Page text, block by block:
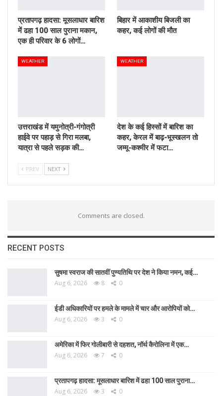
प्रतापगढ़ हादसा: मूसलाधार बारिश
में ढहा 100 साल पुराना मकान,
एक ही परिवार के 6 लोगों…
बिहार में आकाशीय बिजली का
कहर, कई लोगों की मौत
WEATHER
उत्तराखंड में यमुनोत्री-गंगोत्री
हाईवे पर पहाड़ से गिरा मलबा,
यात्रा से पहले सड़क की…
WEATHER
देश के कई हिस्सों में बारिश का
कहर, केरल में बाढ़-भूस्खलन तो
जम्मू-कश्मीर में फटा…
PREV NEXT
Comments are closed.
RECENT POSTS
सुषमा स्वराज की सातवीं पुण्यतिथि पर देश ने किया नमन, कई…
Aug 6, 2026 8 0
ईडी अधिकारियों पर हमले के मामले में चार और आरोपियों को…
Aug 6, 2026 3 0
अमेरिका में फिर गोलीबारी से दहशत, नॉर्थ कैरोलिना में एक…
Aug 6, 2026 7 0
प्रतापगढ़ हादसा: मूसलाधार बारिश में ढहा 100 साल पुराना…
Aug 6, 2026 3 0